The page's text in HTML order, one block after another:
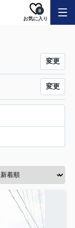
お気に入り
0
変更
変更